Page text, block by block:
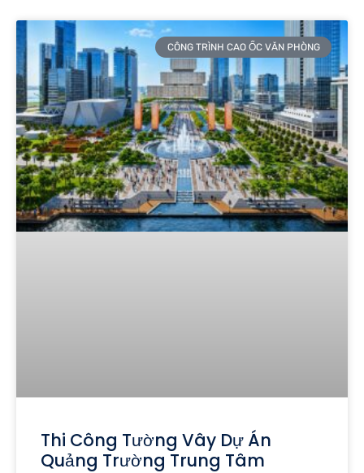
CÔNG TRÌNH CAO ỐC VĂN PHÒNG
Thi Công Tường Vây Dự Án
Quảng Trường Trung Tâm